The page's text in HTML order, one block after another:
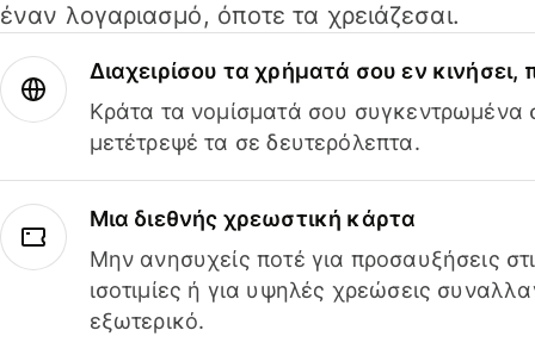
έναν λογαριασμό, όποτε τα χρειάζεσαι.
Διαχειρίσου τα χρήματά σου εν
Κράτα τα νομίσματά σου συγκεντρωμένα
μετέτρεψέ τα σε δευτερόλεπτα.
Μια διεθνής χρεωστική κάρτα
Μην ανησυχείς ποτέ για προσαυξήσεις
ισοτιμίες ή για υψηλές χρεώσεις
εξωτερικό.